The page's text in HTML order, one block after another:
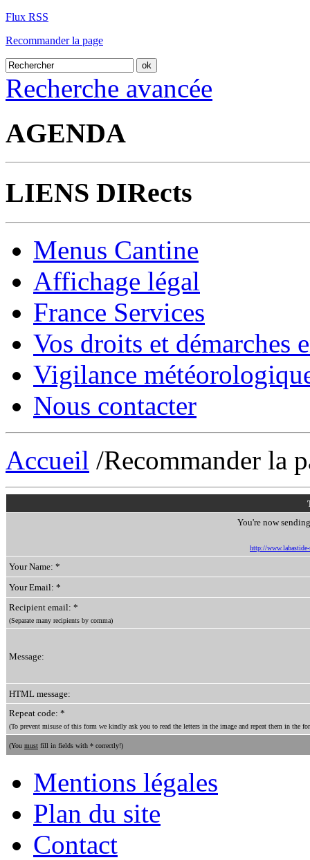
Flux RSS
Recommander la page
Recherche avancée
AGENDA
LIENS DIRects
Menus Cantine
Affichage légal
France Services
Vos droits et démarches
Vigilance
Nous contacter
Accueil /Recommander la
You're now
http://
Your Name: *
Your Email: *
Recipient email: *
(Separate many recipients by comma)
Message:
HTML message:
Repeat code: *
(To prevent misuse of this form we kindly ask you to read the letters in the image and repeat them in the
(You must fill in fields with * correctly!)
Mentions légales
Plan du site
Contact